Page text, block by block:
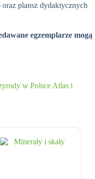
plansz dydaktycznych
egzemplarze mogą
w Polsce Atlas i